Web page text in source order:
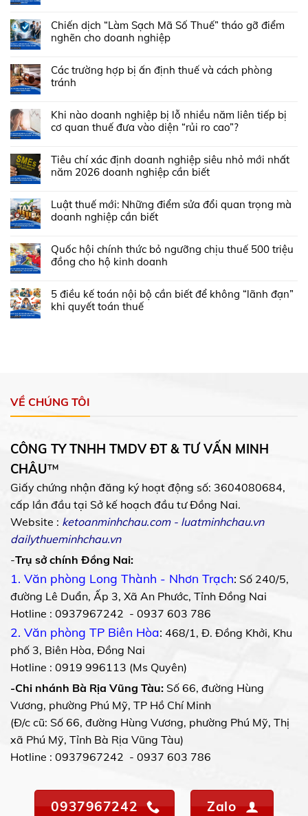
Chiến dịch “Làm Sạch Mã Số Thuế” tháo gỡ điểm
nghẽn cho doanh nghiệp
Các trường hợp bị ấn định thuế và cách phòng
tránh
Khi nào doanh nghiệp bị lỗ nhiều năm liên tiếp bị
cơ quan thuế đưa vào diện “rủi ro cao”?
Tiêu chí xác định doanh nghiệp siêu nhỏ mới nhất
năm 2026 doanh nghiệp cần biết
Luật thuế mới: Những điểm sửa đổi quan trọng mà
doanh nghiệp cần biết
Quốc hội chính thức bỏ ngưỡng chịu thuế 500 triệu
đồng cho hộ kinh doanh
5 điều kế toán nội bộ cần biết để không “lãnh đạn”
khi quyết toán thuế
VỀ CHÚNG TÔI
CÔNG TY TNHH TMDV ĐT & TƯ VẤN MINH
CHÂU™
Giấy chứng nhận đăng ký hoạt động số: 3604080684,
cấp lần đầu tại Sở kế hoạch đầu tư Đồng Nai.
Website : ketoanminhchau.com- luatminhchau.vn
dailythueminhchau.vn
-Trụ sở chính Đồng Nai:
1. Văn phòng Long Thành - Nhơn Trạch: Số 240/5,
đường Lê Duẩn, Ấp 3, Xã An Phước, Tỉnh Đồng Nai
Hotline : 0937967242 - 0937 603 786
2. Văn phòng TP Biên Hòa: 468/1, Đ. Đồng Khởi, Khu
phố 3, Biên Hòa, Đồng Nai
Hotline : 0919 996113 (Ms Quyên)
-Chi nhánh Bà Rịa Vũng Tàu: Số 66, đường Hùng
Vương, phường Phú Mỹ, TP Hồ Chí Minh
(Đ/c cũ: Số 66, đường Hùng Vương, phường Phú Mỹ, Thị
xã Phú Mỹ, Tỉnh Bà Rịa Vũng Tàu)
Hotline : 0937967242 - 0937 603 786
0937967242 Zalo